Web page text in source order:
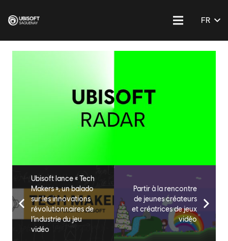
FR
Ubisoft lance « Tech
Makers », un balado
sur les innovations
révolutionnaires de
l’industrie du jeu
vidéo
Partir à la rencontre
de jeunes créateurs
et créatrices de jeux
vidéo